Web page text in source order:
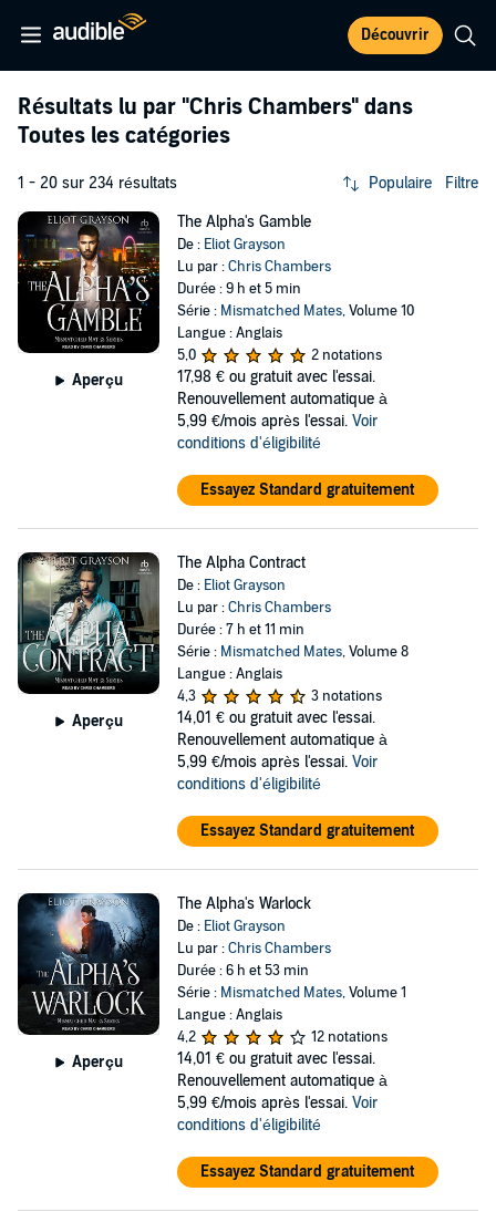
Découvrir
Résultats lu par "Chris Chambers" dans
Toutes les catégories
1 - 20 sur 234 résultats Populaire Filtre
Aperçu
The Alpha's Gamble
De : Eliot Grayson
Lu par :Chris Chambers
Durée : 9 h et 5 min
Série : Mismatched Mates, Volume 10
Langue : Anglais
5,0
2 notations
17,98 € ou gratuit avec l'essai.
Renouvellement automatique à
5,99 €/mois après l'essai. Voir
conditions d'éligibilité
Essayez Standard gratuitement
Aperçu
The Alpha Contract
De : Eliot Grayson
Lu par :Chris Chambers
Durée : 7 h et 11 min
Série : Mismatched Mates, Volume 8
Langue : Anglais
4,3
3 notations
14,01 € ou gratuit avec l'essai.
Renouvellement automatique à
5,99 €/mois après l'essai. Voir
conditions d'éligibilité
Essayez Standard gratuitement
Aperçu
The Alpha's Warlock
De : Eliot Grayson
Lu par :Chris Chambers
Durée : 6 h et 53 min
Série : Mismatched Mates, Volume 1
Langue : Anglais
4,2
12 notations
14,01 € ou gratuit avec l'essai.
Renouvellement automatique à
5,99 €/mois après l'essai. Voir
conditions d'éligibilité
Essayez Standard gratuitement